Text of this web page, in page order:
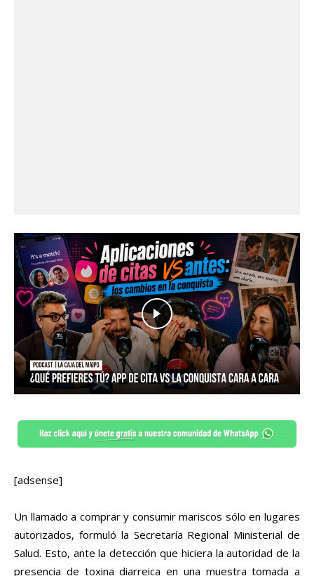
[adsense]
Un llamado a comprar y consumir mariscos sólo en lugares
autorizados, formuló la Secretaría Regional Ministerial de
Salud. Esto, ante la detección que hiciera la autoridad de la
presencia de toxina diarreica en una muestra tomada a